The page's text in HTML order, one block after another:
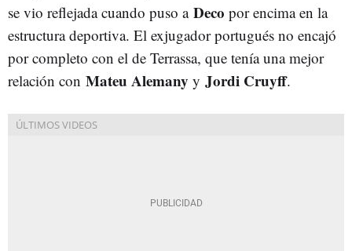
se vio reflejada cuando puso a Deco por encima en la
estructura deportiva. El exjugador portugués no encajó
por completo con el de Terrassa, que tenía una mejor
relación con Mateu Alemany y Jordi Cruyff.